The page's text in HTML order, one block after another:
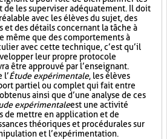
de les superviser adéquatement. Il doit
avec les élèves du sujet, des
et des détails concernant la tâche à
même que des comportements à
avec cette technique, c’est qu’il
leur propre protocole
être approuvé par l’enseignant.
l’Étude expérimentale, les élèves
partiel ou complet qui fait entre
ainsi que d’une analyse de ces
expérimentaleest une activité
de mettre en application et de
théoriques et procédurales sur
et l’expérimentation.